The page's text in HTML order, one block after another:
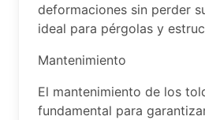
deformaciones sin perder
ideal para pérgolas y
Mantenimiento
El mantenimiento de los
fundamental para